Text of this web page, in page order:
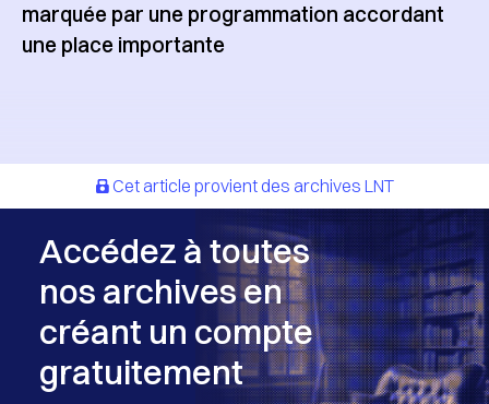
marquée par une programmation accordant
une place importante
Cet article provient des archives LNT
Accédez à toutes
nos archives en
créant un compte
gratuitement